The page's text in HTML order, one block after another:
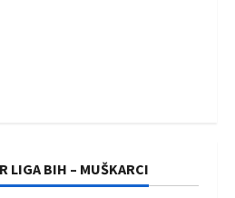
LIGA BIH – MUŠKARCI